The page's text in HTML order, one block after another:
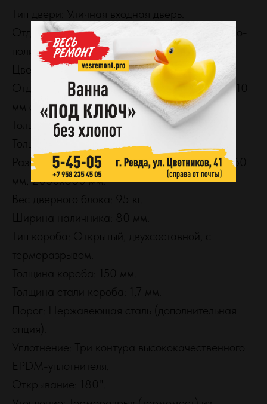
Тип двери: Уличная входная дверь.
Отделка снаружи: Стальной лист в порошково-
полимерной атмосферостойкой покраске.
Цвет: Букле графит AkzoNobel.
Отделка внутри: Декоративная панель MDF 10
мм с отделкой PVC
Толщина дверного полотна: 110 мм.
Толщина стали полотна: 1,5 мм.
Размер дверного блока по коробке: 2050х960
мм, 2050х860 мм.
Вес дверного блока: 95 кг.
Ширина наличника: 80 мм.
Тип короба: Открытый, двухсоставной, с
терморазрывом.
Толщина короба: 150 мм.
Толщина стали короба: 1,7 мм.
Порог: Нержавеющая сталь (дополнительная
опция).
Уплотнение: Три контура высококачественного
EPDM-уплотнителя.
Открывание: 180".